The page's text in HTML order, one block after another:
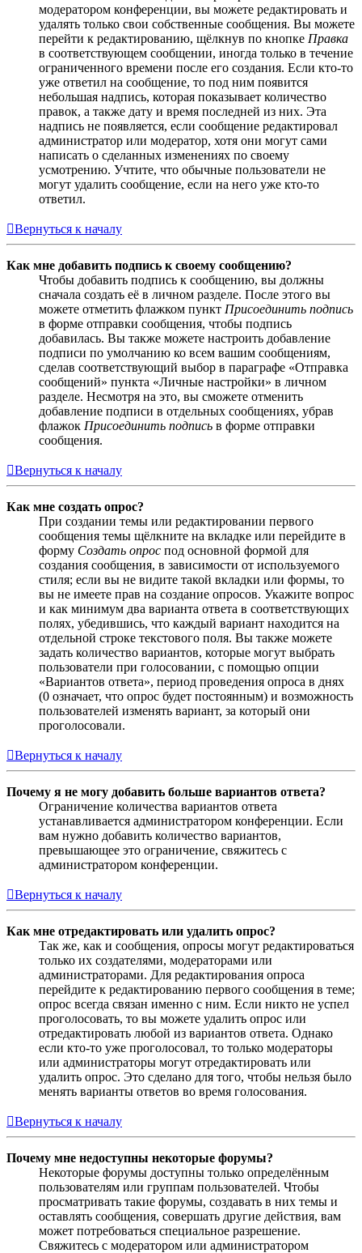
модератором конференции, вы можете редактировать и
удалять только свои собственные сообщения. Вы можете
перейти к редактированию, щёлкнув по кнопке Правка
в соответствующем сообщении, иногда только в течение
ограниченного времени после его создания. Если кто-то
уже ответил на сообщение, то под ним появится
небольшая надпись, которая показывает количество
правок, а также дату и время последней из них. Эта
надпись не появляется, если сообщение редактировал
администратор или модератор, хотя они могут сами
написать о сделанных изменениях по своему
усмотрению. Учтите, что обычные пользователи не
могут удалить сообщение, если на него уже кто-то
ответил.
Вернуться к началу
Как мне добавить подпись к своему сообщению?
Чтобы добавить подпись к сообщению, вы должны
сначала создать её в личном разделе. После этого вы
можете отметить флажком пункт Присоединить подпись
в форме отправки сообщения, чтобы подпись
добавилась. Вы также можете настроить добавление
подписи по умолчанию ко всем вашим сообщениям,
сделав соответствующий выбор в параграфе «Отправка
сообщений» пункта «Личные настройки» в личном
разделе. Несмотря на это, вы сможете отменить
добавление подписи в отдельных сообщениях, убрав
флажок Присоединить подпись в форме отправки
сообщения.
Вернуться к началу
Как мне создать опрос?
При создании темы или редактировании первого
сообщения темы щёлкните на вкладке или перейдите в
форму Создать опрос под основной формой для
создания сообщения, в зависимости от используемого
стиля; если вы не видите такой вкладки или формы, то
вы не имеете прав на создание опросов. Укажите вопрос
и как минимум два варианта ответа в соответствующих
полях, убедившись, что каждый вариант находится на
отдельной строке текстового поля. Вы также можете
задать количество вариантов, которые могут выбрать
пользователи при голосовании, с помощью опции
«Вариантов ответа», период проведения опроса в днях
(0 означает, что опрос будет постоянным) и возможность
пользователей изменять вариант, за который они
проголосовали.
Вернуться к началу
Почему я не могу добавить больше вариантов ответа?
Ограничение количества вариантов ответа
устанавливается администратором конференции. Если
вам нужно добавить количество вариантов,
превышающее это ограничение, свяжитесь с
администратором конференции.
Вернуться к началу
Как мне отредактировать или удалить опрос?
Так же, как и сообщения, опросы могут редактироваться
только их создателями, модераторами или
администраторами. Для редактирования опроса
перейдите к редактированию первого сообщения в теме;
опрос всегда связан именно с ним. Если никто не успел
проголосовать, то вы можете удалить опрос или
отредактировать любой из вариантов ответа. Однако
если кто-то уже проголосовал, то только модераторы
или администраторы могут отредактировать или
удалить опрос. Это сделано для того, чтобы нельзя было
менять варианты ответов во время голосования.
Вернуться к началу
Почему мне недоступны некоторые форумы?
Некоторые форумы доступны только определённым
пользователям или группам пользователей. Чтобы
просматривать такие форумы, создавать в них темы и
оставлять сообщения, совершать другие действия, вам
может потребоваться специальное разрешение.
Свяжитесь с модератором или администратором